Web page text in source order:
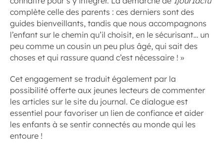
complète celle des parents : ces derniers sont des
guides bienveillants, tandis que nous accompagnons
l’enfant sur le chemin qu’il choisit, en le sécurisant… un
peu comme un cousin un peu plus âgé, qui sait des
choses et qui rassure quand c’est nécessaire ! »
Cet engagement se traduit également par la
possibilité offerte aux jeunes lecteurs de commenter
les articles sur le site du journal. Ce dialogue est
essentiel pour favoriser un lien de confiance et aider
les enfants à se sentir connectés au monde qui les
entoure !